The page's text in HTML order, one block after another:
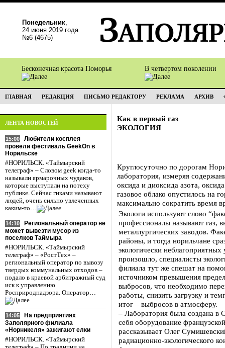
Понедельник,
24 июня 2019 года
№6 (4675)
Бесконечная красота Поморья В четвертом поколении
ГЛАВНАЯ РЕДАКЦИЯ ПИСЬМО РЕДАКТОРУ РЕКЛАМА АРХИВ
ЛЕНТА НОВОСТЕЙ
15:00
Любители косплея
провели фестиваль GeekOn в
Норильске
#НОРИЛЬСК. «Таймырский
телеграф» – Словом geek когда-то
называли ярмарочных чудаков,
которые выступали на потеху
публике. Сейчас гиками называют
людей, очень сильно увлеченных
каким-то…
14:10
Региональный оператор не
может вывезти мусор из
поселков Таймыра
#НОРИЛЬСК. «Таймырский
телеграф» – «РостТех» –
региональный оператор по вывозу
твердых коммунальных отходов –
подало в краевой арбитражный суд
иск к управлению
Росприроднадзора. Оператор…
14:05
На предприятиях
Заполярного филиала
«Норникеля» зажигают елки
#НОРИЛЬСК. «Таймырский
Как в первый газ
ЭКОЛОГИЯ
Круглосуточно по дорогам
лаборатория, измеряя
оксида и диоксида азота,
газовое облако опустилось на
максимально сократить время
Экологи используют слово
профессионалы называют газ,
металлургических заводов.
районы, и тогда норильчане
экологически
произошло, специалисты
филиала тут же спешат на
источником превышения
выбросов, что необходимо
работы, снизить загрузку и
итог – выбросов в атмосферу.
– Лаборатория была создана в
себя оборудование
рассказывает Олег
радиационно-экологического